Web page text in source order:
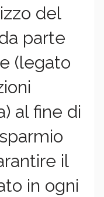
del
parte
(legato
al fine di
il
in ogni